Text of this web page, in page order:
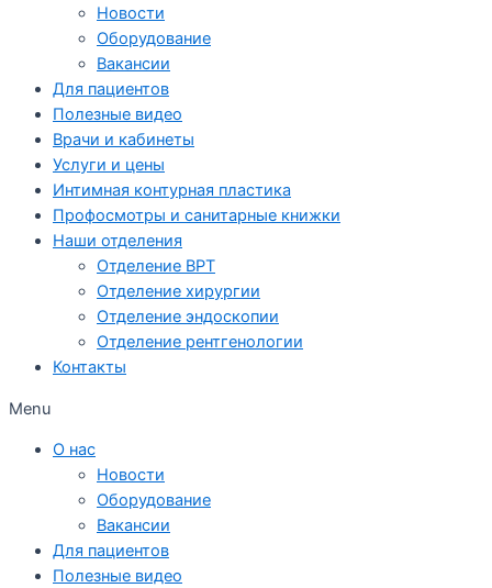
Новости
Оборудование
Вакансии
Для пациентов
Полезные видео
Врачи и кабинеты
Услуги и цены
Интимная контурная пластика
Профосмотры и санитарные книжки
Наши отделения
Отделение ВРТ
Отделение хирургии
Отделение эндоскопии
Отделение рентгенологии
Контакты
Menu
О нас
Новости
Оборудование
Вакансии
Для пациентов
Полезные видео